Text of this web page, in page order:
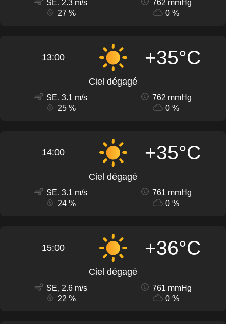
SE, 2.3 m/s
762 mmHg
27 %
0 %
13:00 +35°C
Ciel dégagé
SE, 3.1 m/s
762 mmHg
25 %
0 %
14:00 +35°C
Ciel dégagé
SE, 3.1 m/s
761 mmHg
24 %
0 %
15:00 +36°C
Ciel dégagé
SE, 2.6 m/s
761 mmHg
22 %
0 %